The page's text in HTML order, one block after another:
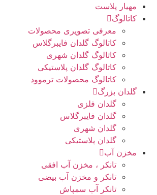
مهیار پلاست
کاتالوگ
معرفی تصویری محصولات
کاتالوگ گلدان فایبرگلاس
کاتالوگ گلدان شهری
کاتالوگ گلدان پلاستیکی
کاتالوگ محصولات ترموود
گلدان بزرگ
گلدان فلزی
گلدان فایبرگلاس
گلدان شهری
گلدان پلاستیکی
مخزن آب
تانکر ، مخزن آب افقی
تانکر و مخزن آب بیضی
تانکر آب سمپاش